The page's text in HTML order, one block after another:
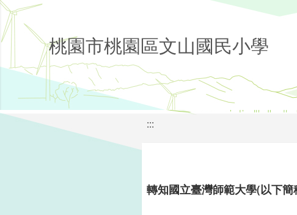
桃園市桃園區文山國民小學
:::
轉知國立臺灣師範大學(以下